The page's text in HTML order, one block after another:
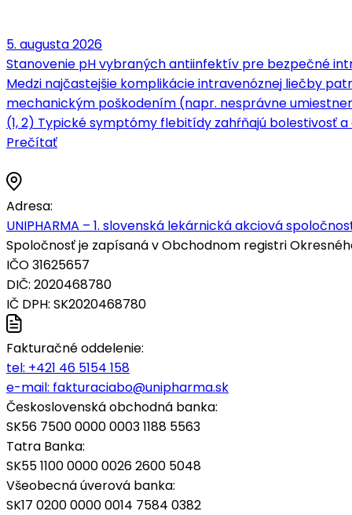
5. augusta 2026
Stanovenie pH vybraných antiinfektív pre bezpečné
Medzi najčastejšie komplikácie intravenóznej liečby
mechanickým poškodením (napr. nesprávne
(1, 2) Typické symptómy flebitídy zahŕňajú bolestivosť
Prečítať
Adresa:
UNIPHARMA – 1. slovenská lekárnická akciová
Spoločnosť je zapísaná v Obchodnom registri
IČO 31625657
DIČ: 2020468780
IČ DPH: SK2020468780
Fakturačné oddelenie:
tel: +421 46 5154 158
e-mail: fakturaciabo@unipharma.sk
Československá obchodná banka:
SK56 7500 0000 0003 1188 5563
Tatra Banka:
SK55 1100 0000 0026 2600 5048
Všeobecná úverová banka:
SK17 0200 0000 0014 7584 0382